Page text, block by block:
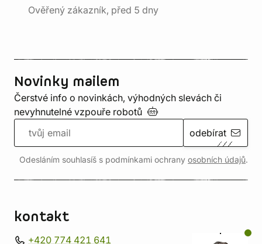
Ověřený zákazník, před 5 dny
Novinky mailem
Čerstvé info o novinkách, výhodných slevách či
nevyhnutelné vzpouře robotů
odebírat
Odesláním souhlasíš s podmínkami ochrany osobních údajů.
kontakt
+420 774 421 641